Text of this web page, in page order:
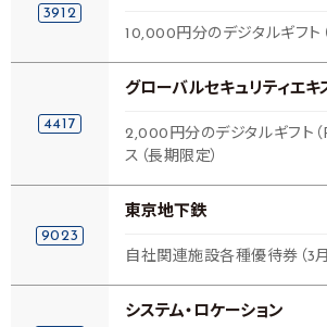
3912
10,000円分のデジタルギフト（
4417
グローバルセキュリティエキ
2,000円分のデジタルギフト（
ス（長期限定）
9023
東京地下鉄
自社関連施設各種優待券（3月
システム・ロケーション